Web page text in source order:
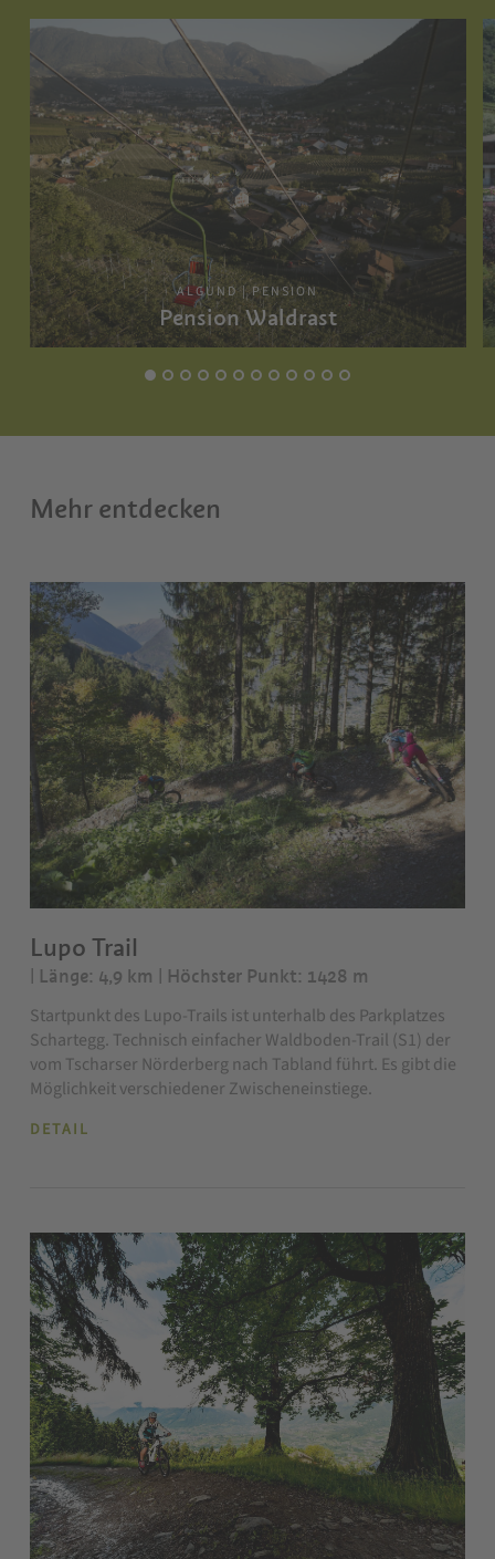
ALGUND | PENSION
Pension Waldrast
Mehr entdecken
Lupo Trail
| Länge: 4,9 km | Höchster Punkt: 1428 m
Startpunkt des Lupo-Trails ist unterhalb des Parkplatzes
Schartegg. Technisch einfacher Waldboden-Trail (S1) der
vom Tscharser Nörderberg nach Tabland führt. Es gibt die
Möglichkeit verschiedener Zwischeneinstiege.
DETAIL